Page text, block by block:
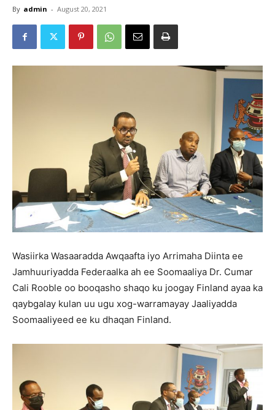
By admin - August 20, 2021
Wasiirka Wasaaradda Awqaafta iyo Arrimaha Diinta ee
Jamhuuriyadda Federaalka ah ee Soomaaliya Dr. Cumar
Cali Rooble oo booqasho shaqo ku joogay Finland ayaa ka
qaybgalay kulan uu ugu xog-warramayay Jaaliyadda
Soomaaliyeed ee ku dhaqan Finland.